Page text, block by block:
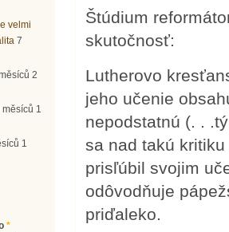
velmi
7
2
měsíců 1
1
*
Štúdium
skutočnosť:
Lutherovo
jeho učenie
nepodstatnú (. .
sa nad takú
prisľúbil svojim
odôvodňuje
priďaleko.